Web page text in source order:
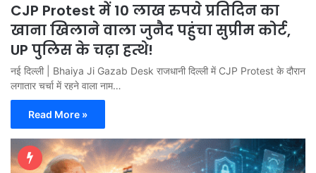
CJP Protest में 10 लाख रुपये प्रतिदिन का
खाना खिलाने वाला जुनैद पहुंचा सुप्रीम कोर्ट,
UP पुलिस के चढ़ा हत्थे!
नई दिल्ली | Bhaiya Ji Gazab Desk राजधानी दिल्ली में CJP Protest के दौरान
लगातार चर्चा में रहने वाला नाम…
Read More »